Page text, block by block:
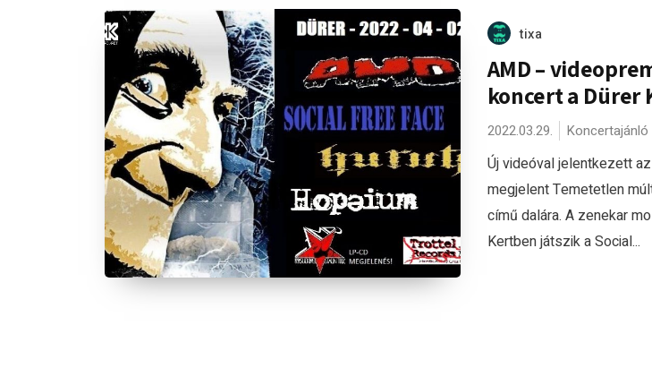
tixa
AMD –
koncert a Dürer
2022.03.29. Koncertajánló
Új videóval jelentkezett
megjelent Temetetlen
című dalára. A zenekar
Kertben játszik a Social...